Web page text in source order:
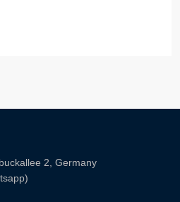
2, Germany